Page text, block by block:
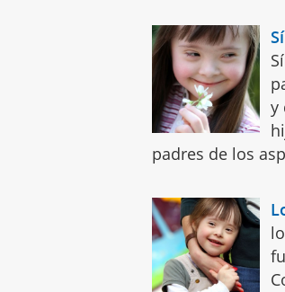
y
padres de los